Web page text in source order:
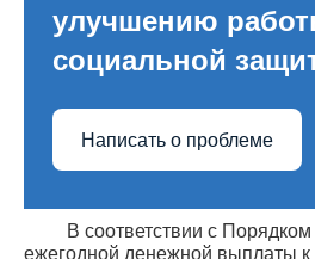
улучшению
социальной
Написать о проблеме
В соответствии с Порядком
ежегодной денежной выплаты